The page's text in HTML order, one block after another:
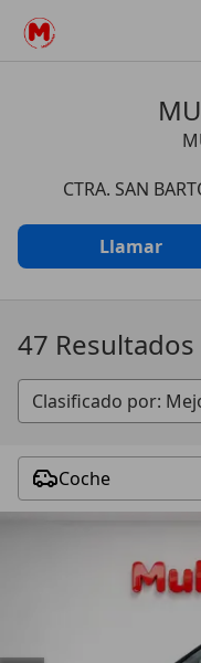
CTRA. SAN
Llamar
47 Resultados
Coche